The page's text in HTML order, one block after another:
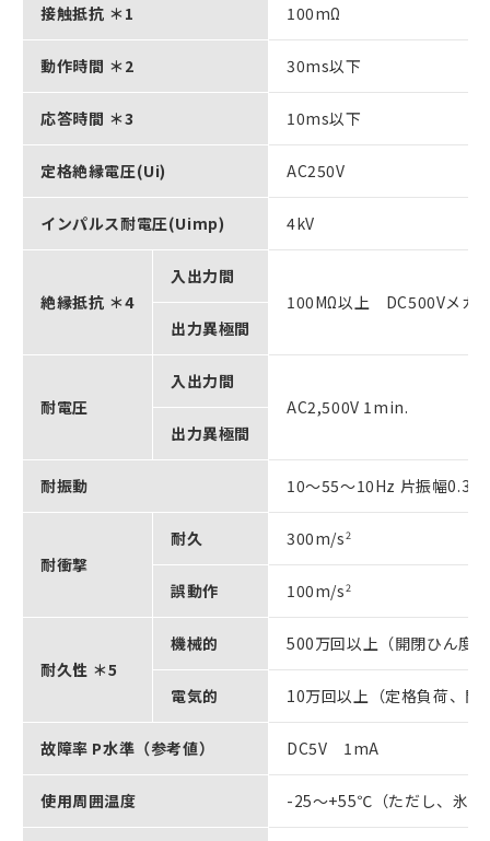
接触抵抗 ＊1 100mΩ
動作時間 ＊2 30ms以下
応答時間 ＊3 10ms以下
定格絶縁電圧(Ui) AC250V
インパルス耐電圧(Uimp) 4kV
絶縁抵抗 ＊4
入出力間
100MΩ以上 DC500Vメガ
出力異極間
耐電圧
入出力間
AC2,500V 1min.
出力異極間
耐振動 10～55～10Hz 片振幅
耐衝撃
耐久 300m/s2
誤動作 100m/s2
耐久性 ＊5
機械的 500万回以上（開閉ひん度
電気的 10万回以上（定格負荷、
故障率 P水準（参考値） DC5V 1mA
使用周囲温度 -25～+55℃（ただし、氷結